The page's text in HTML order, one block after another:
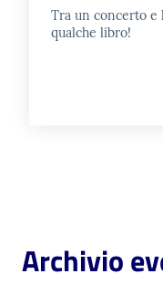
Tra un concerto e
qualche libro!
Archivio